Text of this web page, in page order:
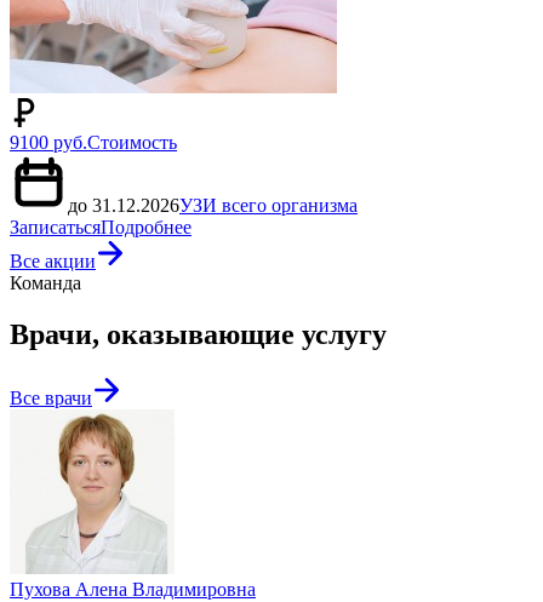
9100 руб.Стоимость
до 31.12.2026УЗИ всего организма
ЗаписатьсяПодробнее
Все акции
Команда
Врачи, оказывающие услугу
Все врачи
Пухова Алена Владимировна